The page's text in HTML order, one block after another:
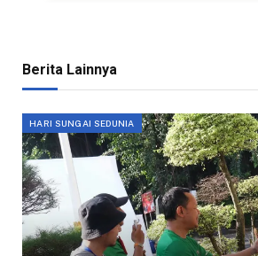
Berita Lainnya
HARI SUNGAI SEDUNIA